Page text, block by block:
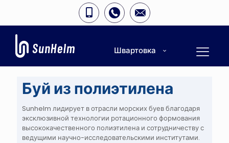
Швартовка
Буй из полиэтилена
Sunhelm лидирует в отрасли морских буев благодаря
эксклюзивной технологии ротационного формования
высококачественного полиэтилена и сотрудничеству с
ведущими научно-исследовательскими институтами.